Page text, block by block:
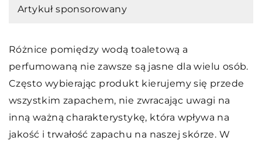
Artykuł sponsorowany
Różnice pomiędzy wodą toaletową a
perfumowaną nie zawsze są jasne dla wielu osób.
Często wybierając produkt kierujemy się przede
wszystkim zapachem, nie zwracając uwagi na
inną ważną charakterystykę, która wpływa na
jakość i trwałość zapachu na naszej skórze. W